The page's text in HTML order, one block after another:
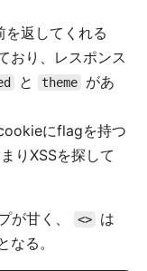
返してくれる
おり、レスポンス
と theme
があ
にflagを持つ
りXSSを探して
が甘く、 <> は
なる。